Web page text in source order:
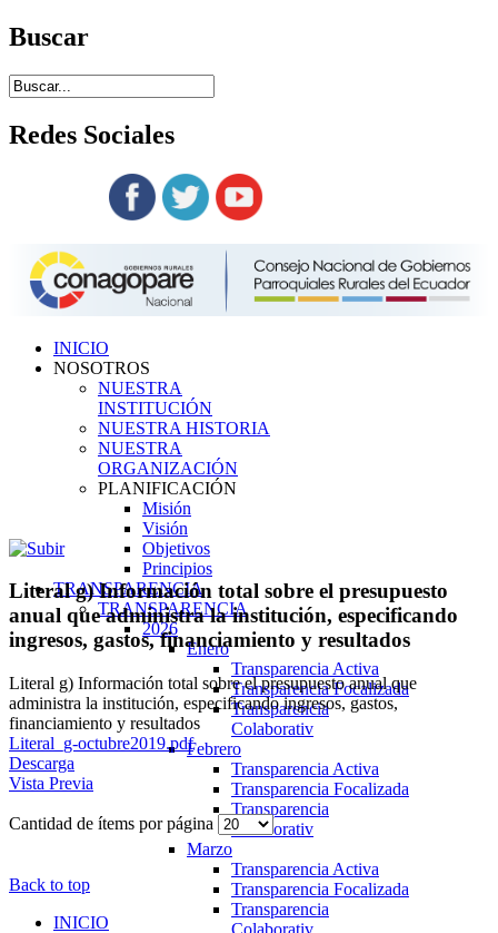
Buscar
Redes Sociales
INICIO
NOSOTROS
NUESTRA
INSTITUCIÓN
NUESTRA HISTORIA
NUESTRA
ORGANIZACIÓN
PLANIFICACIÓN
Misión
Visión
Objetivos
Principios
TRANSPARENCIA
TRANSPARENCIA
2026
Enero
Transparencia Activa
Transparencia Focalizada
Transparencia
Colaborativ
Febrero
Transparencia Activa
Transparencia Focalizada
Transparencia
Colaborativ
Marzo
Transparencia Activa
Transparencia Focalizada
Transparencia
Colaborativ
Literal g) Información total sobre el presupuesto
anual que administra la institución, especificando
ingresos, gastos, financiamiento y resultados
Literal g) Información total sobre el presupuesto anual que
administra la institución, especificando ingresos, gastos,
financiamiento y resultados
Literal_g-octubre2019.pdf
Descarga
Vista Previa
Cantidad de ítems por página
Back to top
INICIO